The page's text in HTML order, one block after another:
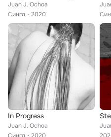
Juan J. Ochoa
Сингл
2020
In Progress
Juan J. Ochoa